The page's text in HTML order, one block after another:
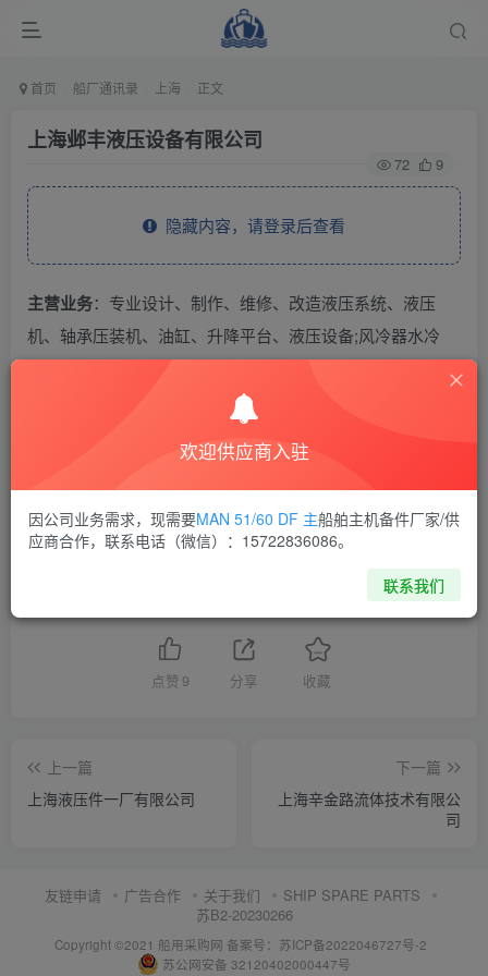
首页 船厂通讯录 上海 正文
上海邺丰液压设备有限公司
72 9
隐藏内容，请登录后查看
主营业务：专业设计、制作、维修、改造液压系统、液压
机、轴承压装机、油缸、升降平台、液压设备;风冷器水冷
THE END
供应商通讯录 上海
点赞 9 分享 收藏
上一篇
上海液压件一厂有限公司
下一篇
上海辛金路流体技术有限公
司
友链申请 广告合作 关于我们
SHIP SPARE PARTS
苏B2-20230266
Copyright ©2021 船用采购网 备案号：苏ICP备2022046727号-2
苏公网安备 32120402000447号
欢迎供应商入驻
因公司业务需求，现需要MAN 51/60 DF 主船舶主机备件厂家/供
应商合作，联系电话（微信）：15722836086。
联系我们